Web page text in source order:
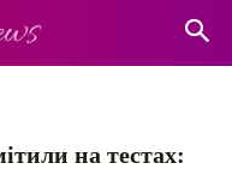
на тестах: